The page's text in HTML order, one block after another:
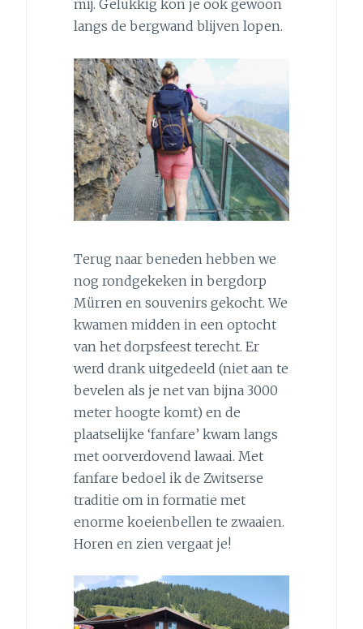
mij. Gelukkig kon je ook gewoon
langs de bergwand blijven lopen.
Terug naar beneden hebben we
nog rondgekeken in bergdorp
Mürren en souvenirs gekocht. We
kwamen midden in een optocht
van het dorpsfeest terecht. Er
werd drank uitgedeeld (niet aan te
bevelen als je net van bijna 3000
meter hoogte komt) en de
plaatselijke ‘fanfare’ kwam langs
met oorverdovend lawaai. Met
fanfare bedoel ik de Zwitserse
traditie om in formatie met
enorme koeienbellen te zwaaien.
Horen en zien vergaat je!